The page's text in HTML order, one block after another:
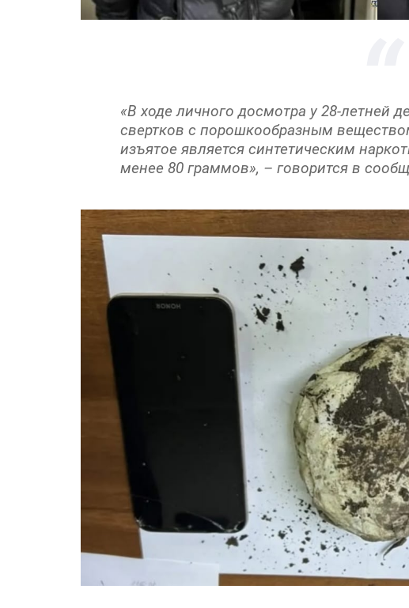
«В ходе личного досмотра у 28-летней
свертков с порошкообразным
изъятое является синтетическим
менее 80 граммов», – говорится в